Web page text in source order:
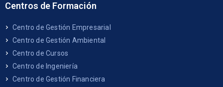
Centros de Formación
Centro de Gestión Empresarial
Centro de Gestión Ambiental
Centro de Cursos
Centro de Ingeniería
Centro de Gestión Financiera